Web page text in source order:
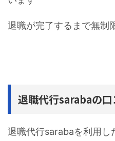
退職が完了するまで無制
退職代行sarabaの
退職代行sarabaを利用し